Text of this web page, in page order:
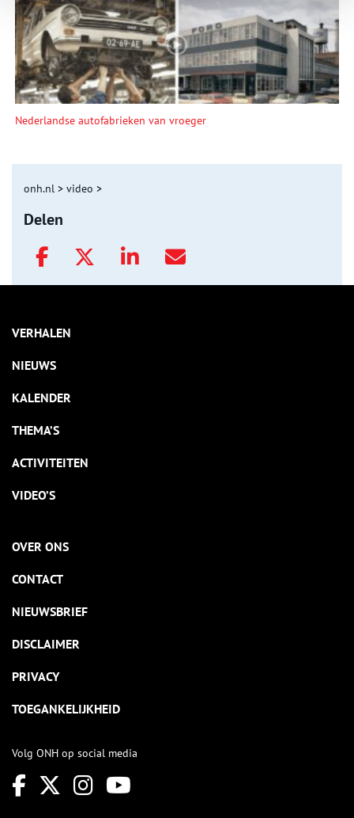
Nederlandse autofabrieken van vroeger
onh.nl > video >
Delen
VERHALEN
NIEUWS
KALENDER
THEMA’S
ACTIVITEITEN
VIDEO’S
OVER ONS
CONTACT
NIEUWSBRIEF
DISCLAIMER
PRIVACY
TOEGANKELIJKHEID
Volg ONH op social media